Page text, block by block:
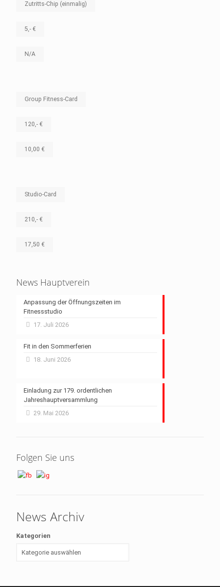
Zutritts-Chip (einmalig)
5,- €
N/A
Group Fitness-Card
120,- €
10,00 €
Studio-Card
210,- €
17,50 €
News Hauptverein
Anpassung der Öffnungszeiten im
Fitnessstudio
17. Juli 2026
Fit in den Sommerferien
18. Juni 2026
Einladung zur 179. ordentlichen
Jahreshauptversammlung
29. Mai 2026
Folgen Sie uns
News Archiv
Kategorien